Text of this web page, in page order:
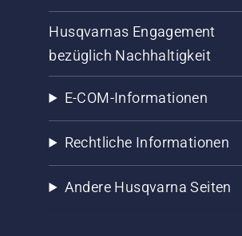
Husqvarnas Engagement
bezüglich Nachhaltigkeit
E-COM-Informationen
Rechtliche Informationen
Andere Husqvarna Seiten